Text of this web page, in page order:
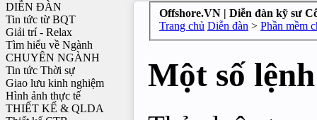
DIỄN ĐÀN
Tin tức từ BQT
Giải trí - Relax
Tìm hiểu về Ngành
CHUYÊN NGÀNH
Tin tức Thời sự
Giao lưu kinh nghiệm
Hình ảnh thực tế
THIẾT KẾ & QLDA
Offshore.VN | Diễn đàn kỹ sư
Trang chủ Diễn đàn > Phần mềm
Một số